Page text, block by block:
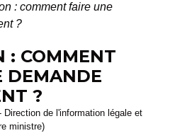
: comment faire une
?
: COMMENT
DEMANDE
?
de l'information légale et
ministre)